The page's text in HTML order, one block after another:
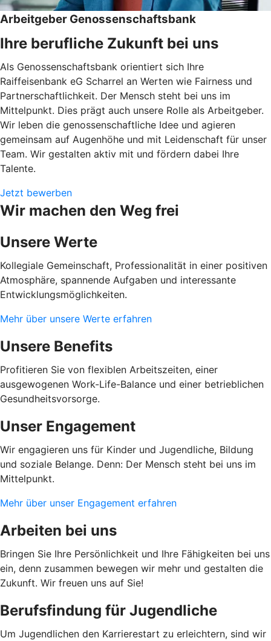
Arbeitgeber Genossenschaftsbank
Ihre berufliche Zukunft bei uns
Als Genossenschaftsbank orientiert sich Ihre
Raiffeisenbank eG Scharrel an Werten wie Fairness und
Partnerschaftlichkeit. Der Mensch steht bei uns im
Mittelpunkt. Dies prägt auch unsere Rolle als Arbeitgeber.
Wir leben die genossenschaftliche Idee und agieren
gemeinsam auf Augenhöhe und mit Leidenschaft für unser
Team. Wir gestalten aktiv mit und fördern dabei Ihre
Talente.
Jetzt bewerben
Wir machen den Weg frei
Unsere Werte
Kollegiale Gemeinschaft, Professionalität in einer positiven
Atmosphäre, spannende Aufgaben und interessante
Entwicklungsmöglichkeiten.
Mehr über unsere Werte erfahren
Unsere Benefits
Profitieren Sie von flexiblen Arbeitszeiten, einer
ausgewogenen Work-Life-Balance und einer betrieblichen
Gesundheitsvorsorge.
Unser Engagement
Wir engagieren uns für Kinder und Jugendliche, Bildung
und soziale Belange. Denn: Der Mensch steht bei uns im
Mittelpunkt.
Mehr über unser Engagement erfahren
Arbeiten bei uns
Bringen Sie Ihre Persönlichkeit und Ihre Fähigkeiten bei uns
ein, denn zusammen bewegen wir mehr und gestalten die
Zukunft. Wir freuen uns auf Sie!
Berufsfindung für Jugendliche
Um Jugendlichen den Karrierestart zu erleichtern, sind wir